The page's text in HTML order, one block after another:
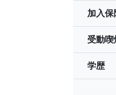
加入保
受動
学歴